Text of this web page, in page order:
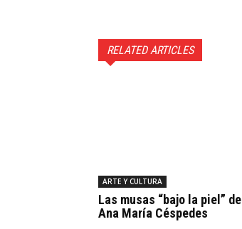
RELATED ARTICLES
ARTE Y CULTURA
Las musas “bajo la piel” de
Ana María Céspedes